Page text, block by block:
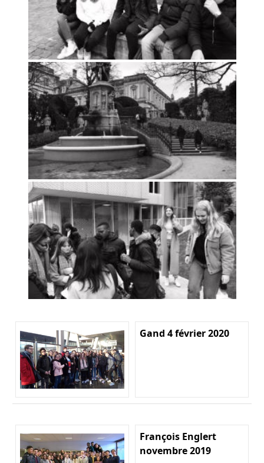
Gand 4 février 2020
François Englert
novembre 2019